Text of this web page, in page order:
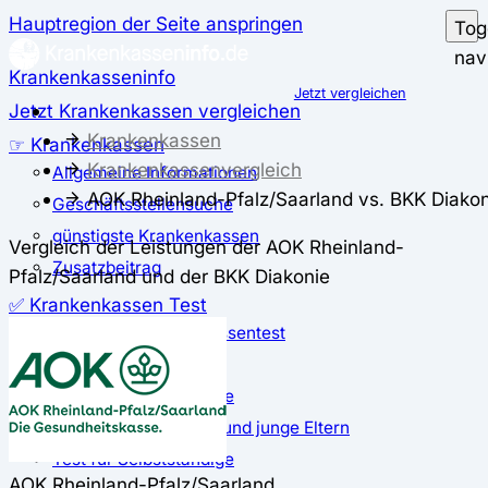
Hauptregion der Seite anspringen
Krankenkasseninfo
Jetzt Krankenkassen vergleichen
☞ Krankenkassen
Allgemeine Informationen
Geschäftsstellensuche
günstigste Krankenkassen
Zusatzbeitrag
✅ Krankenkassen Test
Der große Krankenkassentest
Test für Studierende
Test für Auszubildende
Test für Schwangere und junge Eltern
Test für Selbstständige
Jetzt vergleichen
Krankenkassen
Krankenkassenvergleich
AOK Rheinland-Pfalz/Saarland vs. BKK
Vergleich der Leistungen der AOK Rheinland-
Pfalz/Saarland und der BKK Diakonie